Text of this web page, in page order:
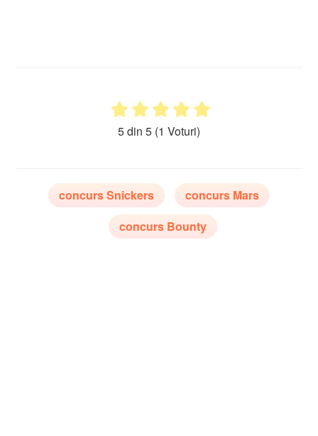
5 din 5(1 Voturi)
concurs Snickers
concurs Mars
concurs Bounty